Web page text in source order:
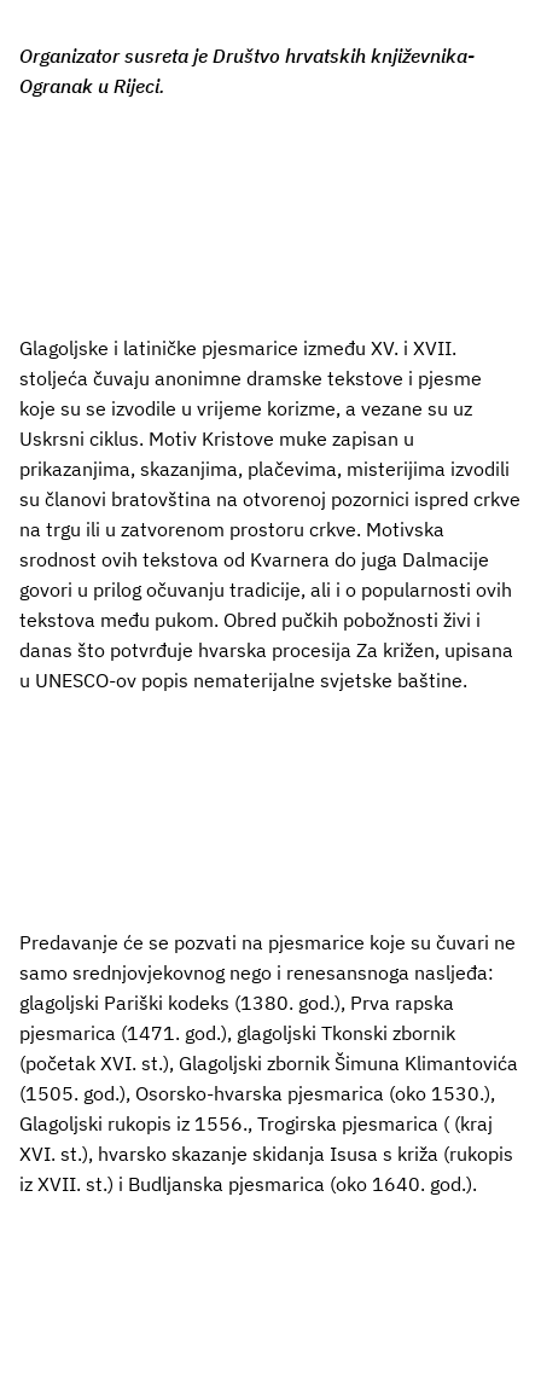
Organizator susreta je Društvo hrvatskih književnika-
Ogranak u Rijeci.
Glagoljske i latiničke pjesmarice između XV. i XVII.
stoljeća čuvaju anonimne dramske tekstove i pjesme
koje su se izvodile u vrijeme korizme, a vezane su uz
Uskrsni ciklus. Motiv Kristove muke zapisan u
prikazanjima, skazanjima, plačevima, misterijima izvodili
su članovi bratovština na otvorenoj pozornici ispred crkve
na trgu ili u zatvorenom prostoru crkve. Motivska
srodnost ovih tekstova od Kvarnera do juga Dalmacije
govori u prilog očuvanju tradicije, ali i o popularnosti ovih
tekstova među pukom. Obred pučkih pobožnosti živi i
danas što potvrđuje hvarska procesija Za križen, upisana
u UNESCO-ov popis nematerijalne svjetske baštine.
Predavanje će se pozvati na pjesmarice koje su čuvari ne
samo srednjovjekovnog nego i renesansnoga nasljeđa:
glagoljski Pariški kodeks (1380. god.), Prva rapska
pjesmarica (1471. god.), glagoljski Tkonski zbornik
(početak XVI. st.), Glagoljski zbornik Šimuna Klimantovića
(1505. god.), Osorsko-hvarska pjesmarica (oko 1530.),
Glagoljski rukopis iz 1556., Trogirska pjesmarica ( (kraj
XVI. st.), hvarsko skazanje skidanja Isusa s križa (rukopis
iz XVII. st.) i Budljanska pjesmarica (oko 1640. god.).